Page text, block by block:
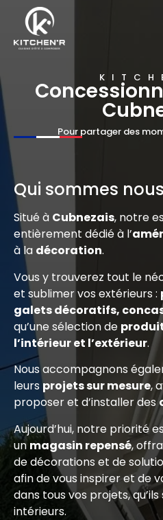
Pour partager des
Qui sommes
Situé à Cubnezais, notre
entièrement dédié à l’
à la décoration.
Vous y trouverez tout le
et sublimer vos extérieurs :
galets décoratifs,
qu’une sélection de
l’intérieur et l’extérieur.
Nous accompagnons
leursprojets sur mesure,
proposer et d’installer des
Aujourd’hui, notre priorité
unmagasin repensé,
de décorations et de
afin de vous inspirer et de
dans tous vos projets,
intérieurs.